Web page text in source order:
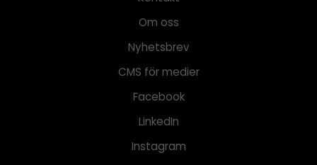
Om oss
Nyhetsbrev
CMS för medier
Facebook
LinkedIn
Instagram